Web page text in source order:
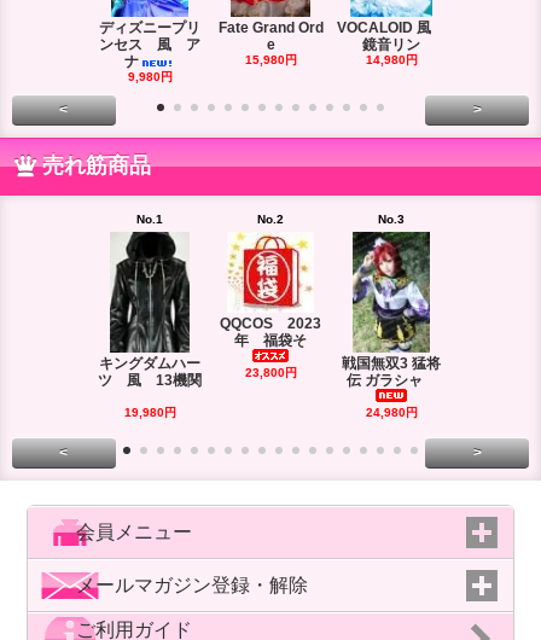
ディズニープリ
ンセス 風 ア
ナ
9,980円
Fate Grand Ord
e
15,980円
VOCALOID 風
鏡音リン
14,980円
< >
売れ筋商品
No.1
キングダムハー
ツ 風 13機関
19,980円
No.2
QQCOS 2023
年 福袋そ
23,800円
No.3
戦国無双3 猛将
伝 ガラシャ
24,980円
< >
会員メニュー
メールマガジン登録・解除
ご利用ガイド